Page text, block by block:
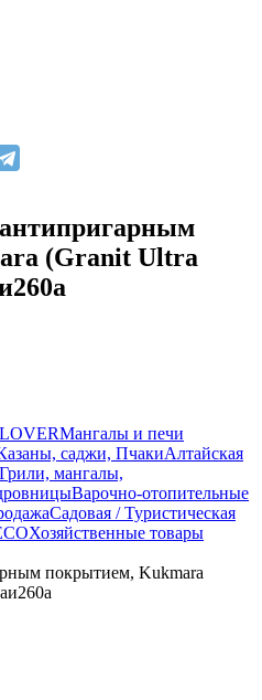
(Granit Ultra
Мангалы и печи
саджи, ПчакиАлтайская
Грили, мангалы,
Варочно-отопительные
Садовая / Туристическая
Хозяйственные товары
покрытием, Kukmara